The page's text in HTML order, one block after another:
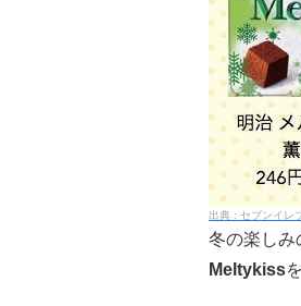
セブンイレ
冬の楽しみ
Meltykiss